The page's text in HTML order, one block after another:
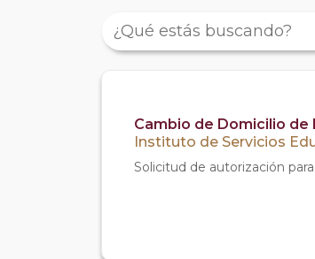
Cambio de Domicilio de
Instituto de Servicios
Solicitud de autorización